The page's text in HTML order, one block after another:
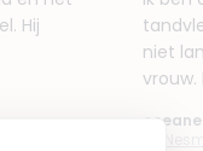
Hij
niet
vrouw.
oceane